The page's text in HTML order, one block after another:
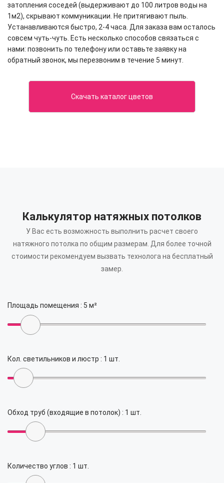
затопления соседей (выдерживают до 100 литров воды на
1м2), скрывают коммуникации. Не притягивают пыль.
Устанавливаются быстро, 2-4 часа. Для заказа вам осталось
совсем чуть-чуть. Есть несколько способов связаться с
нами: позвонить по телефону или оставьте заявку на
обратный звонок, мы перезвоним в течение 5 минут.
Скачать каталог цветов
Калькулятор натяжных потолков
У Вас есть возможность выполнить расчет своего
натяжного потолка по общим размерам. Для более точной
стоимости рекомендуем вызвать технолога на бесплатный
замер.
Площадь помещения : 5 м²
Кол. светильников и люстр : 1 шт.
Обход труб (входящие в потолок) : 1 шт.
Количество углов : 1 шт.